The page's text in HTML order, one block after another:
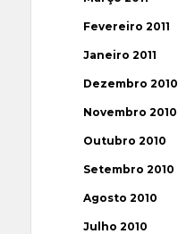
Fevereiro 2011
Janeiro 2011
Dezembro 2010
Novembro 2010
Outubro 2010
Setembro 2010
Agosto 2010
Julho 2010